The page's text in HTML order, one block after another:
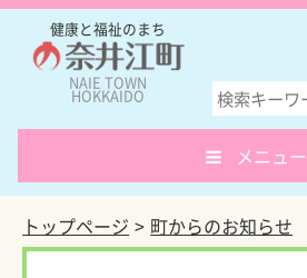
健康と福祉のまち
NAIE TOWN
HOKKAIDO
メニュー
トップページ 町からのお知らせ